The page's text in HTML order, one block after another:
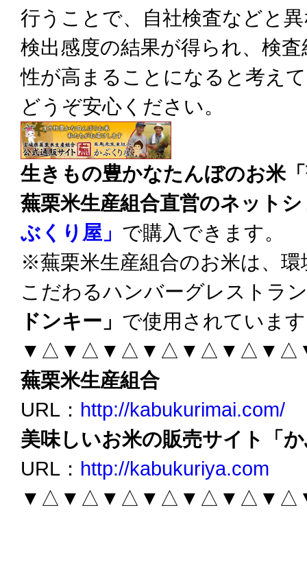
行うことで、自社検査などと
検出感度の結果が得られ、検
性が高まることになると考え
どうぞ安心ください。
生きもの豊かなたんぼのお米
蕪栗米生産組合直営のネット
ぶくり屋」 で購入できます。
※蕪栗米生産組合のお米は、環
こだわるハンバーグレストラン
ドンキー」 で使用されていま
蕪栗米生産組合
URL： http://kabukurimai.com/
美味しいお米の販売サイト「
URL： http://kabukuriya.com